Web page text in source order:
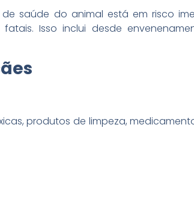
saúde do animal está em risco
Isso inclui desde
produtos de limpeza,